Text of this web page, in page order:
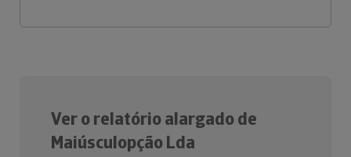
Ver o relatório alargado de
Maiúsculopção Lda